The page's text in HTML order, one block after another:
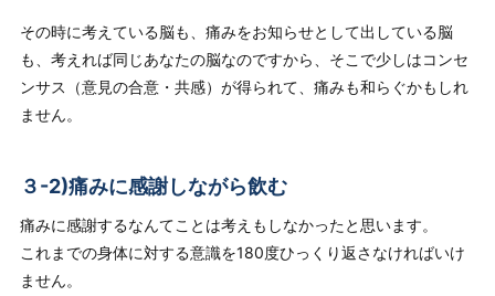
その時に考えている脳も、痛みをお知らせとして出している脳
も、考えれば同じあなたの脳なのですから、そこで少しはコンセ
ンサス（意見の合意・共感）が得られて、痛みも和らぐかもしれ
ません。
３-2)痛みに感謝しながら飲む
痛みに感謝するなんてことは考えもしなかったと思います。
これまでの身体に対する意識を180度ひっくり返さなければいけ
ません。